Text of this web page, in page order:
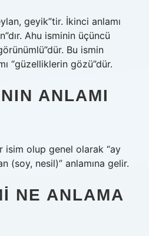
geyik”tir. İkinci anlamı
Ahu isminin üçüncü
Bu ismin
“güzelliklerin gözü”dür.
ANLAMI
isim olup genel olarak “ay
(soy, nesil)” anlamına gelir.
NE ANLAMA